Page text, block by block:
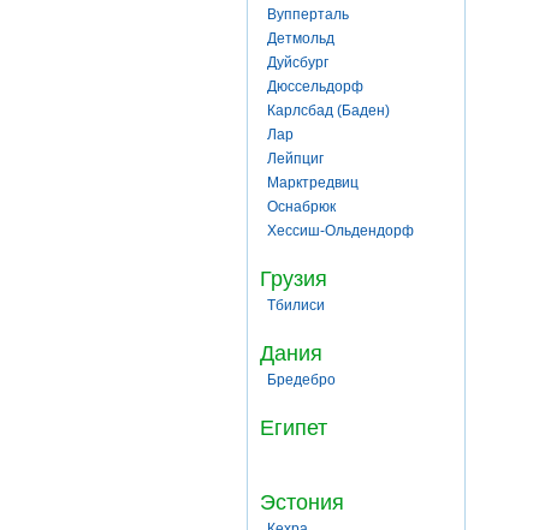
Вупперталь
Детмольд
Дуйсбург
Дюссельдорф
Карлсбад (Баден)
Лар
Лейпциг
Марктредвиц
Оснабрюк
Хессиш-Ольдендорф
Грузия
Тбилиси
Дания
Бредебро
Египет
Эстония